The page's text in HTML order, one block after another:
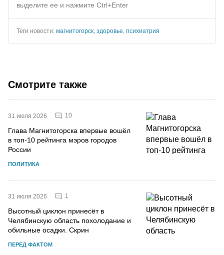
выделите ее и нажмите Ctrl+Enter
Теги новости: магнитогорск здоровье психиатрия
Смотрите также
31 июля 2026 10
Глава Магнитогорска впервые вошёл
в топ-10 рейтинга мэров городов
России
ПОЛИТИКА
31 июля 2026 1
Высотный циклон принесёт в
Челябинскую область похолодание и
обильные осадки. Скрин
ПЕРЕД ФАКТОМ